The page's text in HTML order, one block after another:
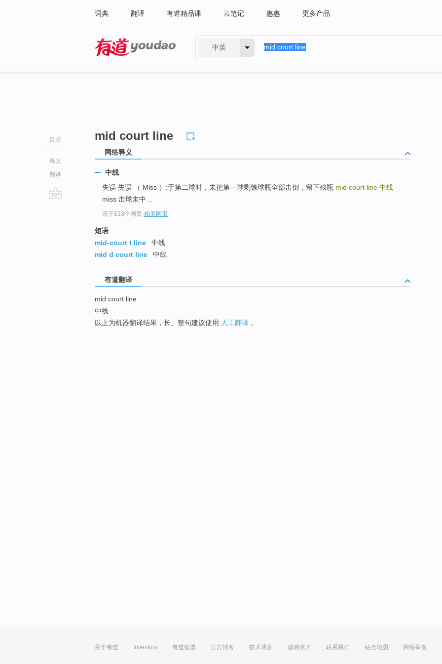
词典 翻译 有道精品课 云笔记 惠惠 更多产品
中英
目录
释义
翻译
mid court line
网络释义
中线
失误 失误 （ Miss ）:于第二球时，未把第一球剩馀球瓶全部击倒，留下残瓶 mid court line 中线
miss 击球未中 ..
基于133个网页-相关网页
短语
mid-court t line
中线
mid d court line
中线
有道翻译
mid court line
中线
以上为机器翻译结果，长、整句建议使用 人工翻译 。
关于有道 Investors 有道智选 官方博客 技术博客 诚聘英才 联系我们 站点地图 网络举报